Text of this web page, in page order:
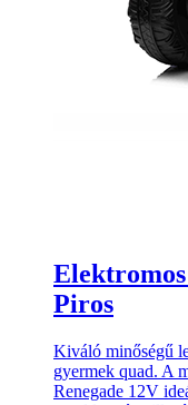
Elektromos
Piros
Kiváló minőségű
gyermek quad. A
Renegade 12V